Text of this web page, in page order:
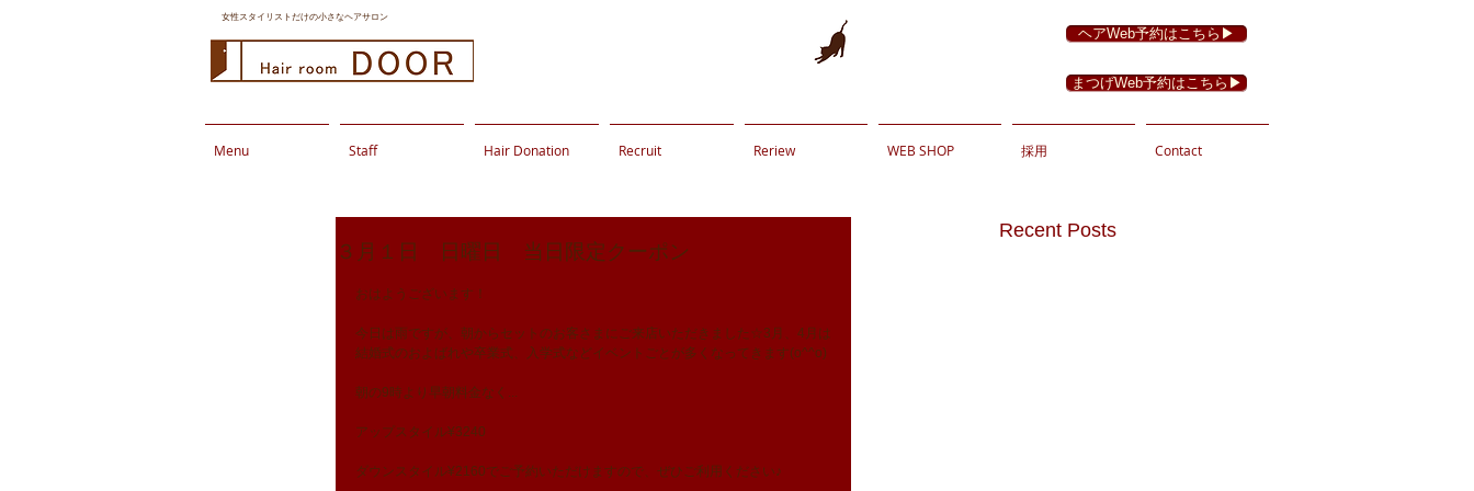
女性スタイリストだけの小さなヘアサロン
ヘアWeb予約はこちら▶︎
まつげWeb予約はこちら▶︎
Menu Staff Hair Donation Recruit Reriew WEB SHOP 採用 Contact
３月１日 日曜日 当日限定クーポン
おはようございます！
今日は雨ですが、朝からセットのお客さまにご来店いただきました☆3月、4月は
結婚式のおよばれや卒業式、入学式などイベントごとが多くなってきます(o^^o)
朝の9時より早朝料金なく...
アップスタイル¥3240
ダウンスタイル¥2160でご予約いただけますので、ぜひご利用ください♪
Recent Posts